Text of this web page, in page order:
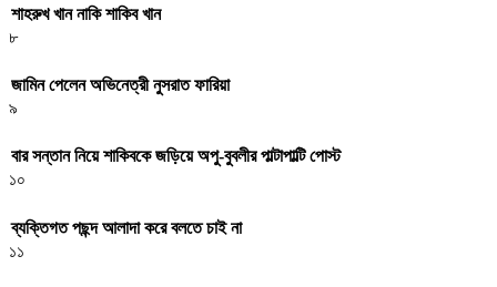
শাহরুখ খান নাকি শাকিব খান
৮
জামিন পেলেন অভিনেত্রী নুসরাত ফারিয়া
৯
বার সন্তান নিয়ে শাকিবকে জড়িয়ে অপু-বুবলীর পাল্টাপাল্টি পোস্ট
১০
ব্যক্তিগত পছন্দ আলাদা করে বলতে চাই না
১১